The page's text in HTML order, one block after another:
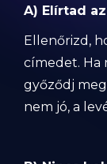
A) Elírtad
Ellenőrizd,
címedet. Ha
győződj
nem jó, a